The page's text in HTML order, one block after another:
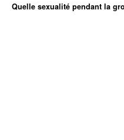
Quelle sexualité pendant la